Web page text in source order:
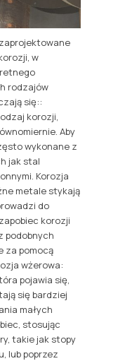
w
rodzajów
się::
korozji,
Aby
wykonane z
jak stal
Korozja
metale stykają
do
korozji
podobnych
za pomocą
wżerowa:
pojawia się,
się bardziej
małych
stosując
takie jak stopy
lub poprzez